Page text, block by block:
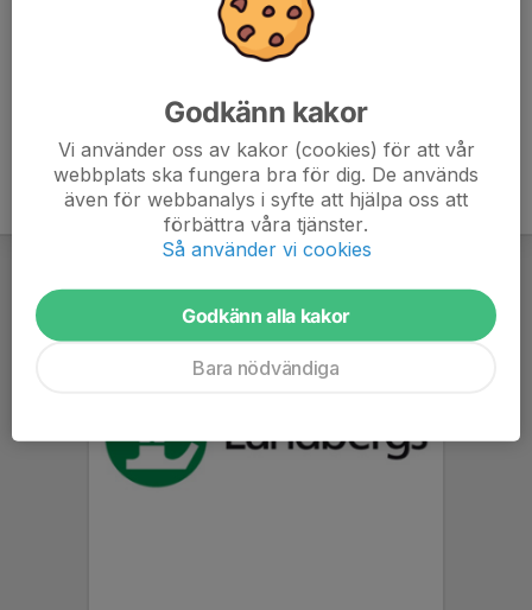
Godkänn kakor
Vi använder oss av kakor (cookies) för att vår
webbplats ska fungera bra för dig. De används
även för webbanalys i syfte att hjälpa oss att
förbättra våra tjänster.
Så använder vi cookies
Godkänn alla kakor
Bara nödvändiga